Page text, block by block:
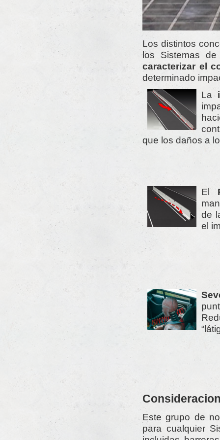
Los distintos
los Sistemas
caracterizar el
determinado
La
que los daños a
El
de
el
Este grupo de
para cualquier